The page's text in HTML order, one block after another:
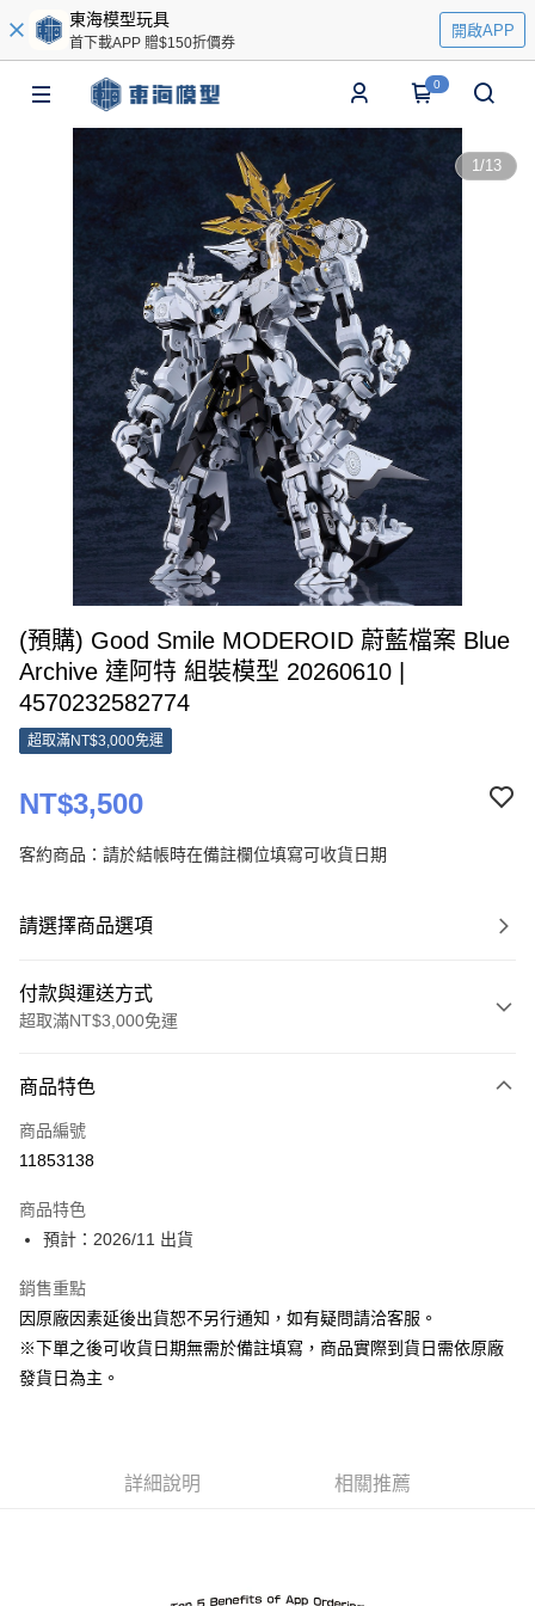
東海模型玩具
首下載APP 贈$150折價券
開啟APP
0
1/13
(預購) Good Smile MODEROID 蔚藍檔案 Blue
Archive 達阿特 組裝模型 20260610 |
4570232582774
超取滿NT$3,000免運
NT$3,500
客約商品：請於結帳時在備註欄位填寫可收貨日期
請選擇商品選項
付款與運送方式
超取滿NT$3,000免運
信用卡一次付款
Apple Pay
運送方式
預購-付款後全家取貨(舊)
每筆NT$90，滿NT$3,000(含以上)免運費
每筆NT$120，滿NT$3,000(含以上)免運費
東海門市自取，需自備購物袋取貨唷。
商品特色
商品編號
11853138
商品特色
預計：2026/11 出貨
銷售重點
因原廠因素延後出貨恕不另行通知，如有疑問請洽客服。
※下單之後可收貨日期無需於備註填寫，商品實際到貨日需依原廠
發貨日為主。
詳細說明 相關推薦